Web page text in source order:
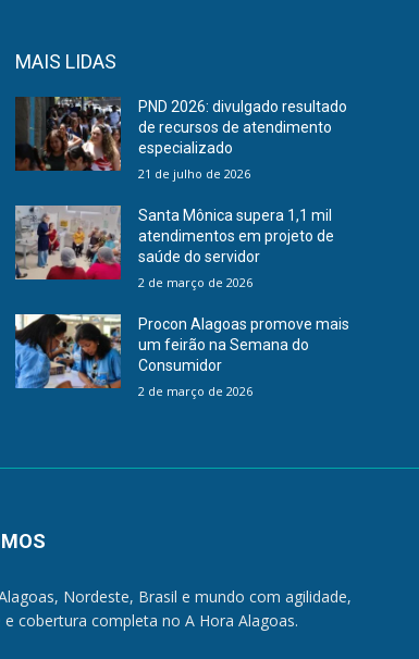
MAIS LIDAS
PND 2026: divulgado resultado
de recursos de atendimento
especializado
21 de julho de 2026
Santa Mônica supera 1,1 mil
atendimentos em projeto de
saúde do servidor
2 de março de 2026
Procon Alagoas promove mais
um feirão na Semana do
Consumidor
2 de março de 2026
Nordeste, Brasil e mundo com agilidade,
e cobertura completa no A Hora Alagoas.